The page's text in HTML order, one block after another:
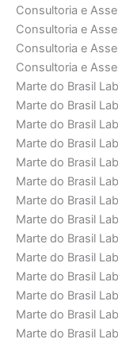
Consultoria e
Consultoria e
Consultoria e
Consultoria e
Marte do Brasil
Marte do Brasil
Marte do Brasil
Marte do Brasil
Marte do Brasil
Marte do Brasil
Marte do Brasil
Marte do Brasil
Marte do Brasil
Marte do Brasil
Marte do Brasil
Marte do Brasil
Marte do Brasil
Marte do Brasil